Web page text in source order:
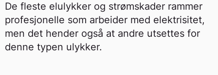
De fleste elulykker og strømskader rammer
profesjonelle som arbeider med elektrisitet,
men det hender også at andre utsettes for
denne typen ulykker.